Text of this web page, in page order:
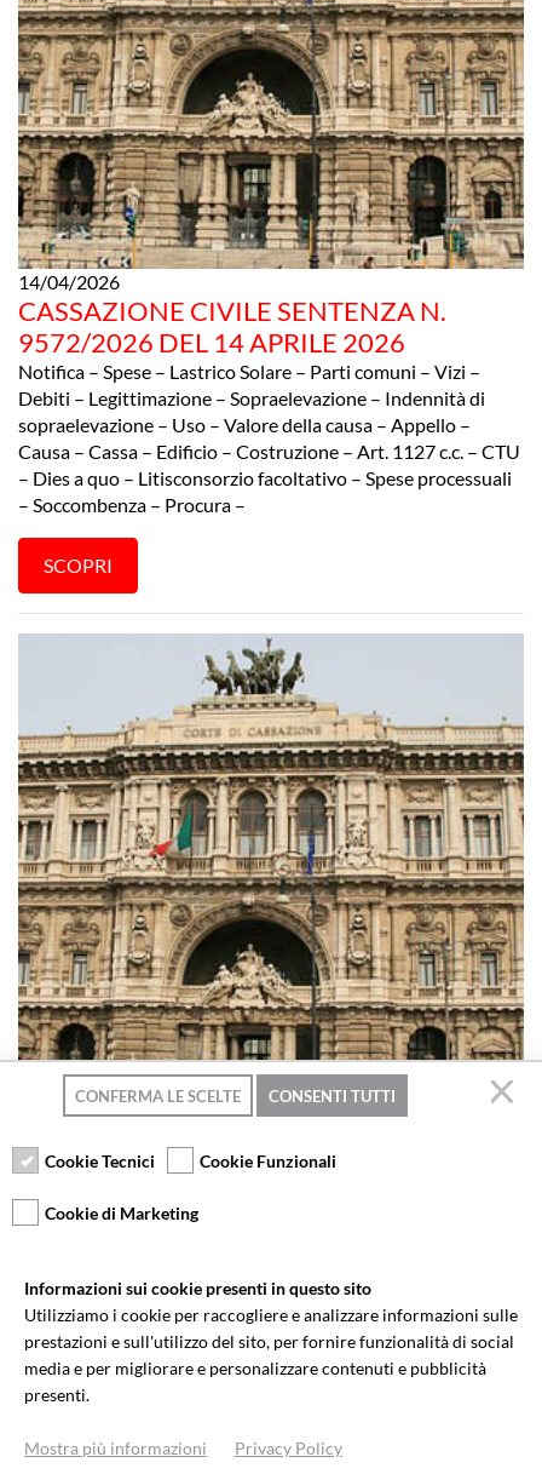
14/04/2026
CASSAZIONE CIVILE SENTENZA N.
9572/2026 DEL 14 APRILE 2026
Notifica – Spese – Lastrico Solare – Parti comuni – Vizi –
Debiti – Legittimazione – Sopraelevazione – Indennità di
sopraelevazione – Uso – Valore della causa – Appello –
Causa – Cassa – Edificio – Costruzione – Art. 1127 c.c. – CTU
– Dies a quo – Litisconsorzio facoltativo – Spese processuali
– Soccombenza – Procura –
SCOPRI
14/04/2026
CASSAZIONE CIVILE SENTENZA N.
9573/2026 DEL 14 APRILE 2026
Assemblea – Decoro architettonico – Uso – Bene comune –
Proprietà – Appello – Art. 1120 c.c. – Locazione – Causa –
Cassa – Muro – Maggioranze – Edificio – Pregiudizio alla
stabilità – Stabilità – Fotografie – Tetto – Impianti –
Installazione – Finestra – Legittimità – Procura – – Facciata –
CONFERMA LE SCELTE CONSENTI TUTTI
Cookie Tecnici Cookie Funzionali
Cookie di Marketing
Informazioni sui cookie presenti in questo sito
Utilizziamo i cookie per raccogliere e analizzare informazioni sulle
prestazioni e sull'utilizzo del sito, per fornire funzionalità di social
media e per migliorare e personalizzare contenuti e pubblicità
presenti.
Mostra più informazioni Privacy Policy